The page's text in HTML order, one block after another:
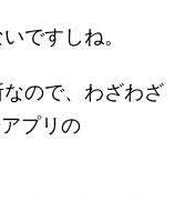
ですしね。
ので、わざわざ
プリの